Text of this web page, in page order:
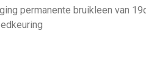
permanente bruikleen van